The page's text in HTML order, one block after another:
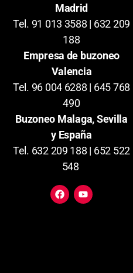
Madrid
Tel. 91 013 3588 | 632 209
188
Empresa de buzoneo
Valencia
Tel. 96 004 6288 | 645 768
490
Buzoneo Malaga, Sevilla
y España
Tel. 632 209 188 | 652 522
548